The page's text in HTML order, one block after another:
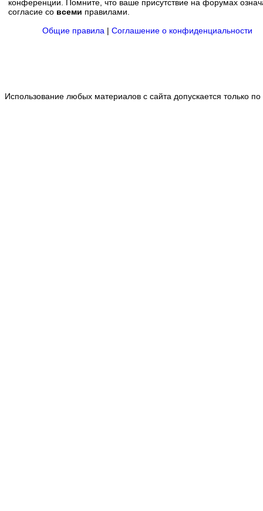
конференции. Помните, что ваше присутствие на форумах
согласие со всеми правилами.
Общие правила | Соглашение о конфиденциальности
Использование любых материалов с сайта допускается только